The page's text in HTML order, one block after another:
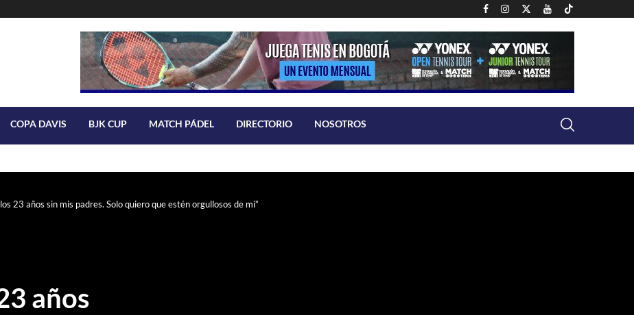
COPA DAVIS BJK CUP MATCH PÁDEL DIRECTORIO NOSOTROS
23 años sin mis padres. Solo quiero que estén orgullosos de mí”
años